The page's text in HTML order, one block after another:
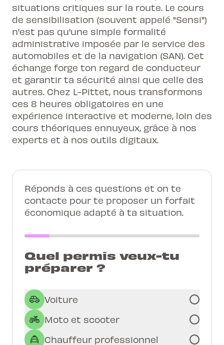
situations critiques sur la route. Le cours
de sensibilisation (souvent appelé "Sensi")
n'est pas qu'une simple formalité
administrative imposée par le service des
automobiles et de la navigation (SAN). Cet
échange forge ton regard de conducteur
et garantir ta sécurité ainsi que celle des
autres. Chez L-Pittet, nous transformons
ces 8 heures obligatoires en une
expérience interactive et moderne, loin des
cours théoriques ennuyeux, grâce à nos
experts et à nos outils digitaux.
Réponds à ces questions et on te
contacte pour te proposer un forfait
économique adapté à ta situation.
Quel permis veux-tu
préparer ?
Voiture
Moto et scooter
Chauffeur professionnel